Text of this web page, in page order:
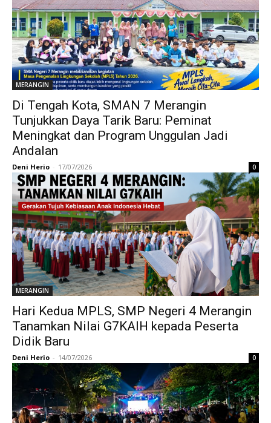
MERANGIN
Di Tengah Kota, SMAN 7 Merangin
Tunjukkan Daya Tarik Baru: Peminat
Meningkat dan Program Unggulan Jadi
Andalan
Deni Herio - 17/07/2026 0
MERANGIN
Hari Kedua MPLS, SMP Negeri 4 Merangin
Tanamkan Nilai G7KAIH kepada Peserta
Didik Baru
Deni Herio - 14/07/2026 0